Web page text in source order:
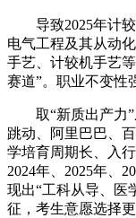
导致2025年计较
电气工程及其从动
手艺、计较机手艺
赛道”。职业不变性
取“新质出产力”
跳动、阿里巴巴、
学培育周期长、入
2024年、2025年、
现出“工科从导、医
征，考生意愿选择